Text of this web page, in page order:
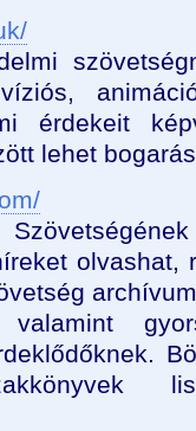
érdekeit
lehet
olvashat,
valamint